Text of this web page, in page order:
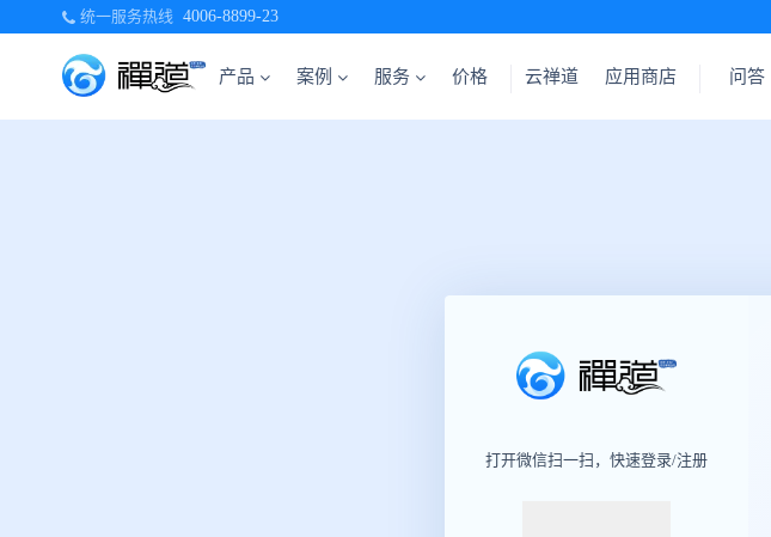
统一服务热线 4006-8899-23
产品 案例 服务 价格 云禅道 应用商店 问答
打开微信扫一扫，快速登录/注册